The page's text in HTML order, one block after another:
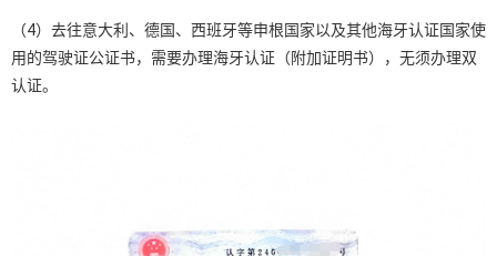
（4）去往意大利、德国、西班牙等申根国家以及其他海牙认证国家使
用的驾驶证公证书，需要办理海牙认证（附加证明书），无须办理双
认证。